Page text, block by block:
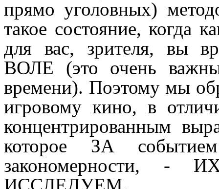
прямо уголовных)
такое состояние, когда
для вас, зрителя,
ВОЛЕ (это очень
времени). Поэтому мы
игровому кино, в
концентрированным
которое ЗА